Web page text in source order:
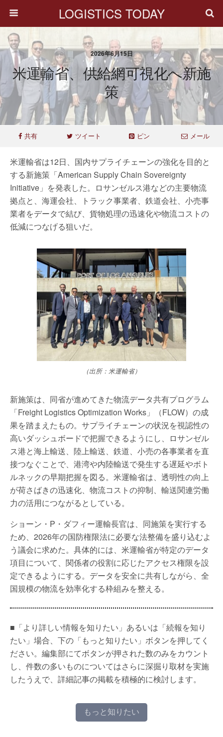
LOGISTICS TODAY
2026年6月15日
米運輸省、供給網可視化へ新施
策
共有 ツイート ピン メール
米運輸省は12日、国内サプライチェーンの強化を目的と
する新施策「American Supply Chain Sovereignty
Initiative」を発表した。ロサンゼルス港などの主要物流
拠点と、海運会社、トラック事業者、鉄道会社、小売事
業者をデータで結び、貨物処理の迅速化や物流コストの
低減につなげる狙いだ。
（出所：米運輸省）
新施策は、同省が進めてきた物流データ共有プログラム
「Freight Logistics Optimization Works」（FLOW）の成
果を踏まえたもの。サプライチェーンの状況を視認性の
高いダッシュボードで把握できるようにし、ロサンゼル
ス港と海上輸送、陸上輸送、鉄道、小売の各事業者を直
接つなぐことで、港湾や内陸輸送で発生する遅延やボト
ルネックの早期把握を図る。米運輸省は、透明性の向上
が荷さばきの迅速化、物流コストの抑制、輸送関連労働
力の活用につながるとしている。
ショーン・P・ダフィー運輸長官は、同施策を実行する
ため、2026年の国防権限法に必要な法整備を盛り込むよ
う議会に求めた。具体的には、米運輸省が特定のデータ
項目について、関係者の役割に応じたアクセス権限を設
定できるようにする。データを安全に共有しながら、全
国規模の物流を効率化する枠組みを整える。
■「より詳しい情報を知りたい」あるいは「続報を知り
たい」場合、下の「もっと知りたい」ボタンを押してく
ださい。編集部にてボタンが押された数のみをカウント
し、件数の多いものについてはさらに深掘り取材を実施
したうえで、詳細記事の掲載を積極的に検討します。
もっと知りたい